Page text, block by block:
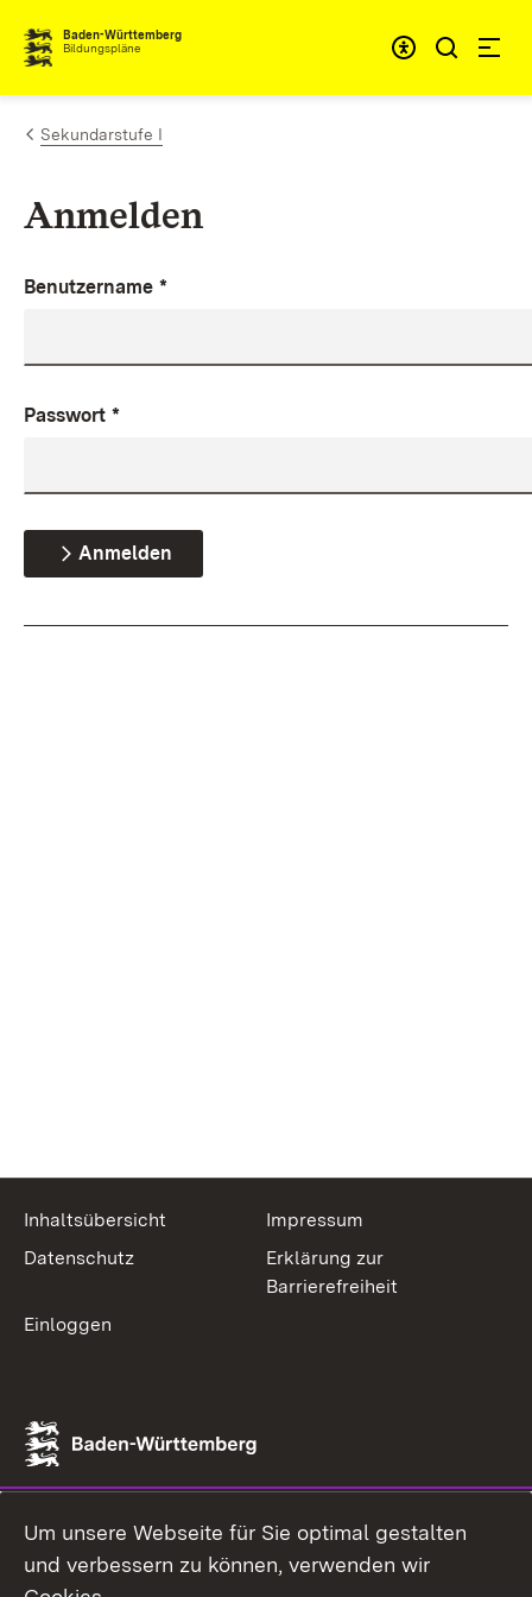
Zum Inhalt springen
Baden-Württemberg
Bildungspläne
Sekundarstufe I
Anmelden
Benutzername *
Passwort *
Anmelden
Inhaltsübersicht
Impressum
Datenschutz
Erklärung zur
Barrierefreiheit
Einloggen
Um unsere Webseite für Sie optimal gestalten
und verbessern zu können, verwenden wir